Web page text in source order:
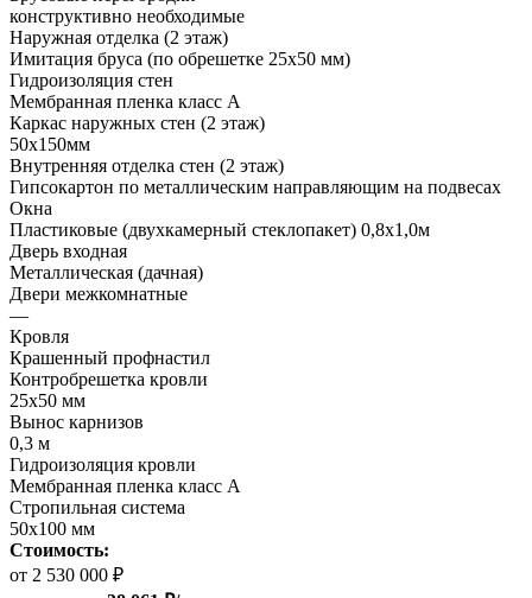
конструктивно необходимые
Наружная отделка (2 этаж)
Имитация бруса (по обрешетке 25х50 мм)
Гидроизоляция стен
Мембранная пленка класс А
Каркас наружных стен (2 этаж)
50х150мм
Внутренняя отделка стен (2 этаж)
Гипсокартон по металлическим направляющим на подвесах
Окна
Пластиковые (двухкамерный стеклопакет) 0,8х1,0м
Дверь входная
Металлическая (дачная)
Двери межкомнатные
—
Кровля
Крашенный профнастил
Контробрешетка кровли
25х50 мм
Вынос карнизов
0,3 м
Гидроизоляция кровли
Мембранная пленка класс А
Стропильная система
50х100 мм
Стоимость:
от 2 530 000 ₽